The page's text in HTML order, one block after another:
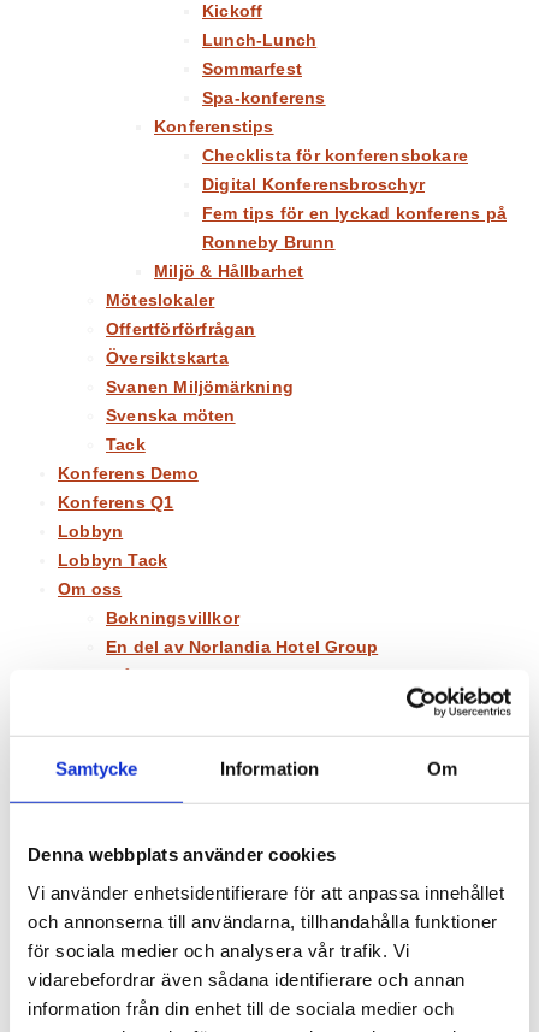
Samtycke Information Om
Denna webbplats använder cookies
Vi använder enhetsidentifierare för att anpassa innehållet
och annonserna till användarna, tillhandahålla funktioner
för sociala medier och analysera vår trafik. Vi
vidarebefordrar även sådana identifierare och annan
information från din enhet till de sociala medier och
Kickoff
Lunch-Lunch
Sommarfest
Spa-konferens
Konferenstips
Checklista för konferensbokare
Digital Konferensbroschyr
Fem tips för en lyckad konferens på
Ronneby Brunn
Miljö & Hållbarhet
Möteslokaler
Offertförförfrågan
Översiktskarta
Svanen Miljömärkning
Svenska möten
Tack
Konferens Demo
Konferens Q1
Lobbyn
Lobbyn Tack
Om oss
Bokningsvillkor
En del av Norlandia Hotel Group
Frågor och Svar
GDPR
Historia
Lediga tjänster